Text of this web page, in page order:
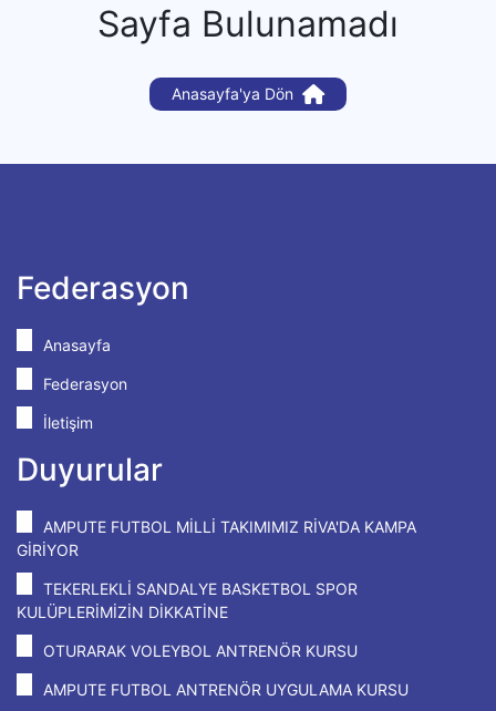
Sayfa Bulunamadı
Anasayfa'ya Dön
Federasyon
Anasayfa
Federasyon
İletişim
Duyurular
AMPUTE FUTBOL MİLLİ TAKIMIMIZ RİVA'DA KAMPA
GİRİYOR
TEKERLEKLİ SANDALYE BASKETBOL SPOR
KULÜPLERİMİZİN DİKKATİNE
OTURARAK VOLEYBOL ANTRENÖR KURSU
AMPUTE FUTBOL ANTRENÖR UYGULAMA KURSU